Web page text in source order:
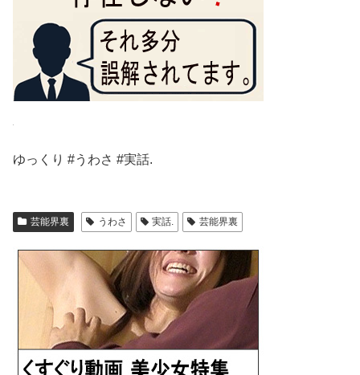
ゆっくり #うわさ #実話.
芸能界裏 うわさ 実話. 芸能界裏